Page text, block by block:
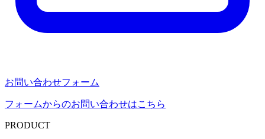
お問い合わせフォーム
フォームからのお問い合わせはこちら
PRODUCT